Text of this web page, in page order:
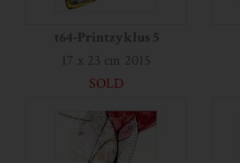
t64-Printzyklus 5
17 x 23 cm 2015
SOLD